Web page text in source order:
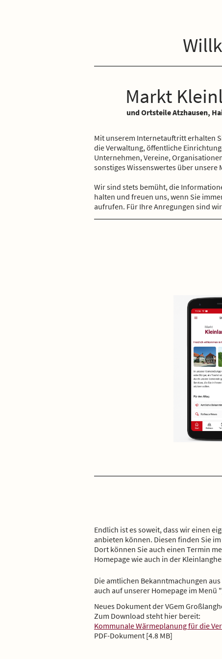
Markt
Mit unserem Internetauftritt erhalten
die Verwaltung, öffentliche
Unternehmen, Vereine,
sonstiges Wissenswertes über unsere
Wir sind stets bemüht, die
halten und freuen uns, wenn Sie
aufrufen. Für Ihre Anregungen sind
und Ortsteile Atzhausen,
Neues Dokument der VGem
Zum Download steht hier bereit:
Kommunale Wärmeplanung für die
PDF-Dokument [4.8 MB]
Die amtlichen Bekanntmachungen
auch auf unserer Homepage im Menü "
Endlich ist es soweit, dass wir einen
anbieten können. Diesen finden Sie
Dort können Sie auch einen Termin
Homepage wie auch in der